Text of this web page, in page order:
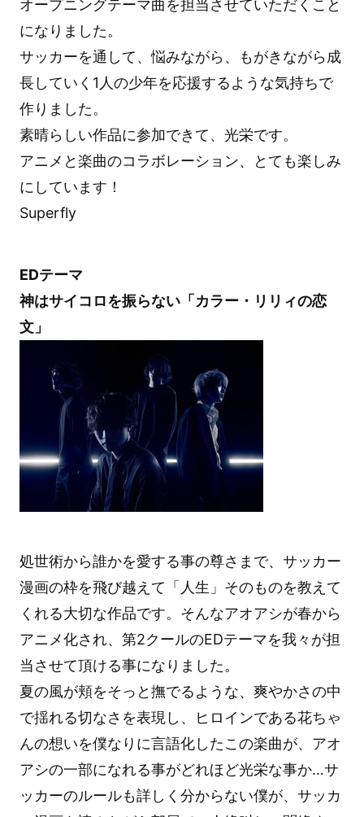
オープニングテーマ曲を担当させていただくこと
になりました。
サッカーを通して、悩みながら、もがきながら成
長していく1人の少年を応援するような気持ちで
作りました。
素晴らしい作品に参加できて、光栄です。
アニメと楽曲のコラボレーション、とても楽しみ
にしています！
Superfly
EDテーマ
神はサイコロを振らない「カラー・リリィの恋
文」
処世術から誰かを愛する事の尊さまで、サッカー
漫画の枠を飛び越えて「人生」そのものを教えて
くれる大切な作品です。そんなアオアシが春から
アニメ化され、第2クールのEDテーマを我々が担
当させて頂ける事になりました。
夏の風が頬をそっと撫でるような、爽やかさの中
で揺れる切なさを表現し、ヒロインである花ちゃ
んの想いを僕なりに言語化したこの楽曲が、アオ
アシの一部になれる事がどれほど光栄な事か…サ
ッカーのルールも詳しく分からない僕が、サッカ